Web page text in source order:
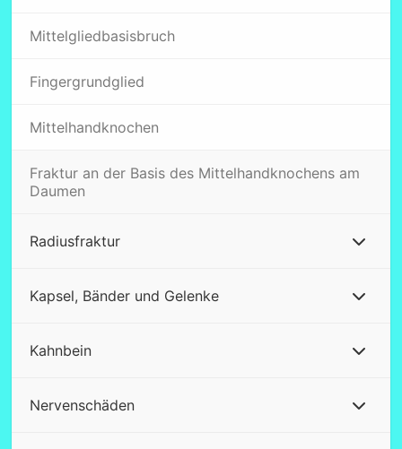
Mittelgliedbasisbruch
Fingergrundglied
Mittelhandknochen
Fraktur an der Basis des Mittelhandknochens am
Daumen
Radiusfraktur
Kapsel, Bänder und Gelenke
Kahnbein
Nervenschäden